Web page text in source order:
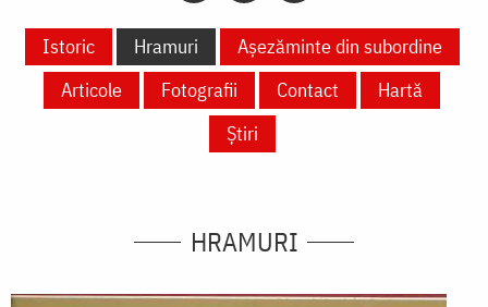
Istoric Hramuri
Așezăminte din subordine
Articole
Fotografii Contact
Hartă
Știri
HRAMURI